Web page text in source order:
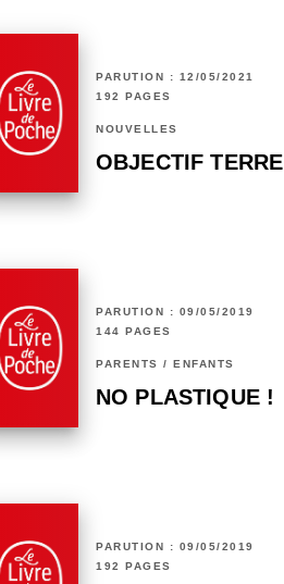
PARUTION : 12/05/2021
192 PAGES
NOUVELLES
OBJECTIF TERRE
PARUTION : 09/05/2019
144 PAGES
PARENTS / ENFANTS
NO PLASTIQUE !
PARUTION : 09/05/2019
192 PAGES